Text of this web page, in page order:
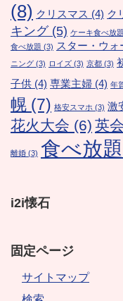
(8) クリスマス (4) ク
キング(5) ケーキ食べ放題
食べ放題 (3) スター・ウォ
ニング (3) ロイズ (3) 京都 (3)
子供 (4) 専業主婦 (4) 年
幌 (7) 格安スマホ (3) 激
花火大会 (6) 英
離婚 (3) 食べ放題
i2i懐石
固定ページ
サイトマップ